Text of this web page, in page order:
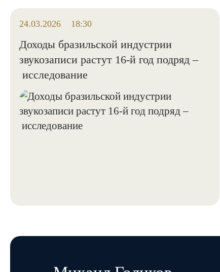
24.03.2026 18:30
Доходы бразильской индустрии
звукозаписи растут 16-й год подряд –
исследование